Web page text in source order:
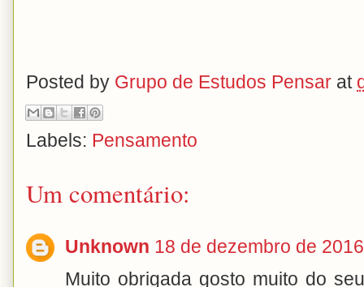
Posted by Grupo de Estudos Pensar at
Labels: Pensamento
Um comentário:
Unknown 18 de dezembro de
Muito obrigada gosto muito do